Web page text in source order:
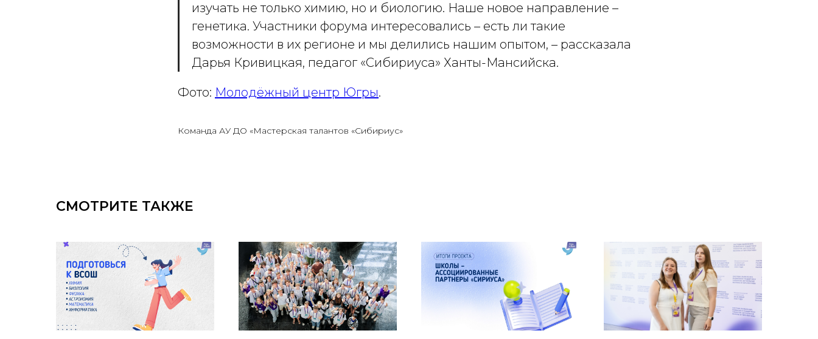
изучать не только химию, но и биологию. Наше новое направление –
генетика. Участники форума интересовались – есть ли такие
возможности в их регионе и мы делились нашим опытом, – рассказала
Дарья Кривицкая, педагог «Сибириуса» Ханты-Мансийска.
Фото: Молодёжный центр Югры.
Команда АУ ДО «Мастерская талантов «Сибириус»
СМОТРИТЕ ТАКЖЕ